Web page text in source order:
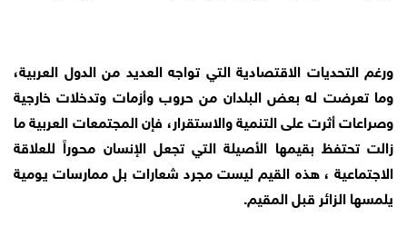
ورغم التحديات الاقتصادية التي تواجه العديد من الدول العربية،
وما تعرضت له بعض البلدان من حروب وأزمات وتدخلات خارجية
وصراعات أثرت على التنمية والاستقرار، فإن المجتمعات العربية ما
زالت تحتفظ بقيمها الأصيلة التي تجعل الإنسان محوراً للعلاقة
الاجتماعية ، هذه القيم ليست مجرد شعارات بل ممارسات يومية
يلمسها الزائر قبل المقيم.